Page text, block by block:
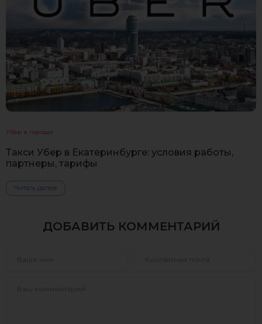
Убер в городах
Такси Убер в Екатеринбурге: условия работы,
партнеры, тарифы
Читать далее
ДОБАВИТЬ КОММЕНТАРИЙ